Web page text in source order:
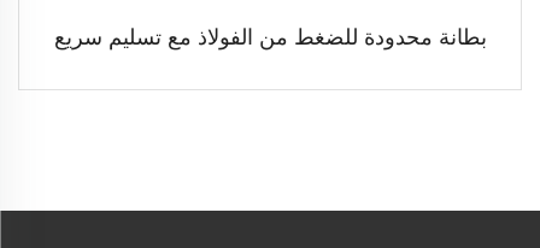
بطانة محدودة للضغط من الفولاذ مع تسليم سريع